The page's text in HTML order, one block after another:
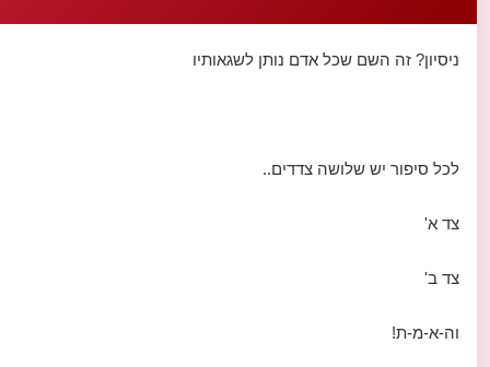
ניסיון? זה השם שכל אדם נותן לשגאותיו
לכל סיפור יש שלושה צדדים..
צד א'
צד ב'
וה-א-מ-ת!